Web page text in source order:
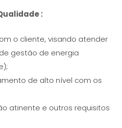
:
o cliente, visando atender
gestão de energia
de alto nível com os
atinente e outros requisitos